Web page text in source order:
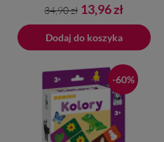
Cena
podstawowa
34,90 zł Cena
13,96 zł
Dodaj do koszyka
-60%